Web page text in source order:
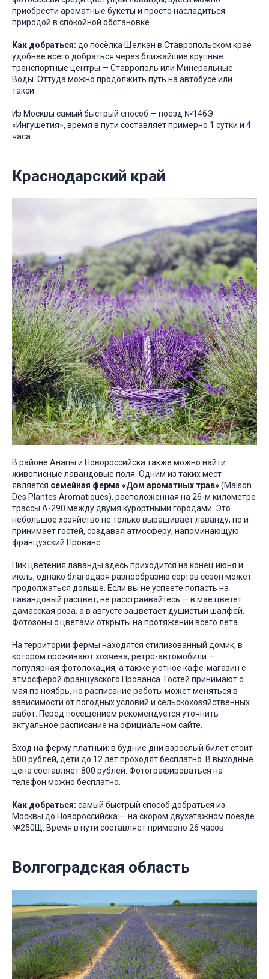
приобрести ароматные букеты и просто насладиться
природой в спокойной обстановке.
Как добраться: до посёлка Щелкан в Ставропольском крае
удобнее всего добраться через ближайшие крупные
транспортные центры — Ставрополь или Минеральные
Воды. Оттуда можно продолжить путь на автобусе или
такси.
Из Москвы самый быстрый способ — поезд №146Э
«Ингушетия», время в пути составляет примерно 1 сутки и 4
часа.
Краснодарский край
В районе Анапы и Новороссийска также можно найти
живописные лавандовые поля. Одним из таких мест
является семейная ферма «Дом ароматных трав»(Maison
Des Plantes Aromatiques), расположенная на 26-м километре
трассы А-290 между двумя курортными городами. Это
небольшое хозяйство не только выращивает лаванду, но и
принимает гостей, создавая атмосферу, напоминающую
французский Прованс.
Пик цветения лаванды здесь приходится на конец июня и
июль, однако благодаря разнообразию сортов сезон может
продолжаться дольше. Если вы не успеете попасть на
лавандовый расцвет, не расстраивайтесь — в мае цветёт
дамасская роза, а в августе зацветает душистый шалфей.
Фотозоны с цветами открыты на протяжении всего лета.
На территории фермы находятся стилизованный домик, в
котором проживают хозяева, ретро-автомобили —
популярная фотолокация, а также уютное кафе-магазин с
атмосферой французского Прованса. Гостей принимают с
мая по ноябрь, но расписание работы может меняться в
зависимости от погодных условий и сельскохозяйственных
работ. Перед посещением рекомендуется уточнить
актуальное расписание на официальном сайте.
Вход на ферму платный: в будние дни взрослый билет стоит
500 рублей, дети до 12 лет проходят бесплатно. В выходные
цена составляет 800 рублей. Фотографироваться на
телефон можно бесплатно.
Как добраться: самый быстрый способ добраться из
Москвы до Новороссийска — на скором двухэтажном поезде
№250Щ. Время в пути составляет примерно 26 часов.
Волгоградская область